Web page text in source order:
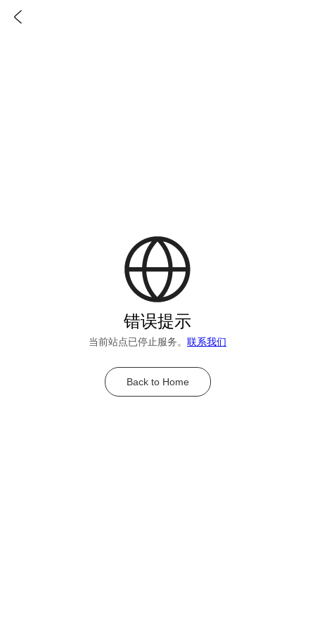
错误提示
当前站点已停止服务。 联系我们
Back to Home